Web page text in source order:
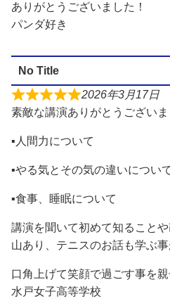
ありがとうございました！
パンダ好き
No Title
2026年3月17日
素敵な講演ありがとうござい
▪️人間力について
▪️やる気とその気の違いについ
▪️食事、睡眠について
講演を聞いて初めて知ること
山あり、テニスのお話も学ぶ
口角上げて笑顔で過ごす事を
水戸女子高等学校